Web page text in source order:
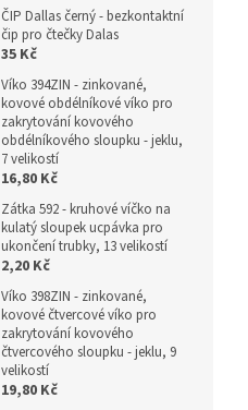
ČIP Dallas černý - bezkontaktní
čip pro čtečky Dalas
35 Kč
Víko 394ZIN - zinkované,
kovové obdélníkové víko pro
zakrytování kovového
obdélníkového sloupku - jeklu,
7 velikostí
16,80 Kč
Zátka 592 - kruhové víčko na
kulatý sloupek ucpávka pro
ukončení trubky, 13 velikostí
2,20 Kč
Víko 398ZIN - zinkované,
kovové čtvercové víko pro
zakrytování kovového
čtvercového sloupku - jeklu, 9
velikostí
19,80 Kč